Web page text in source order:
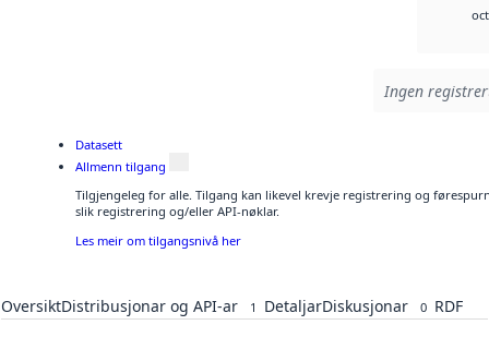
Ingen
Datasett
Allmenn tilgang
Tilgjengeleg for alle. Tilgang kan likevel krevje registrering og
slik registrering og/eller API-nøklar.
Les meir om tilgangsnivå her
OversiktDistribusjonar og API-ar 1 DetaljarDiskusjonar 0 RDF